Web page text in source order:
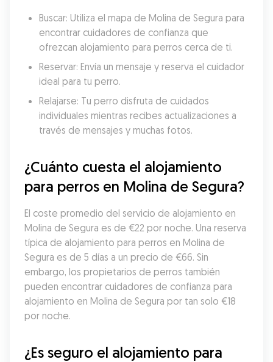
Buscar: Utiliza el mapa de Molina de Segura para
encontrar cuidadores de confianza que
ofrezcan alojamiento para perros cerca de ti.
Reservar: Envía un mensaje y reserva el cuidador
ideal para tu perro.
Relajarse: Tu perro disfruta de cuidados
individuales mientras recibes actualizaciones a
través de mensajes y muchas fotos.
¿Cuánto cuesta el alojamiento
para perros en Molina de Segura?
El coste promedio del servicio de alojamiento en
Molina de Segura es de €22 por noche. Una reserva
típica de alojamiento para perros en Molina de
Segura es de 5 días a un precio de €66. Sin
embargo, los propietarios de perros también
pueden encontrar cuidadores de confianza para
alojamiento en Molina de Segura por tan solo €18
por noche.
¿Es seguro el alojamiento para